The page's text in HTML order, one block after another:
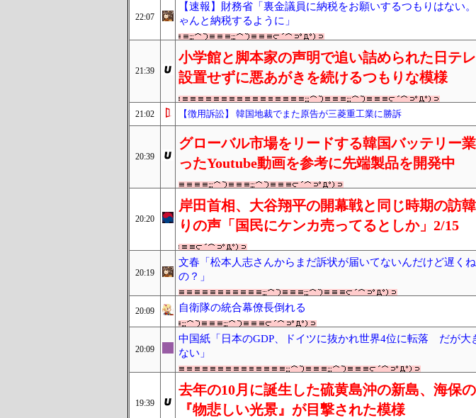
22:07
【速報】財務省「裏金議員に納税をお願いするつもりはない
ゃんと納税するように」
21:39
小学館と脚本家の声明で追い詰められた日テ
設置せずに悪あがきを続けるつもりな模様
21:02 【徴用訴訟】 韓国地裁でまた原告が三菱重工業に勝訴
20:39
グローバル市場をリードする韓国バッテリー
ったYoutube動画を参考に先端製品を開発中
20:20
岸田首相、大谷翔平の開幕戦と同じ時期の訪
りの声「国民にケンカ売ってるとしか」2/15
20:19
文春「松本人志さんからまだ訴状が届いてないんだけど遅く
の？」
20:09 自衛隊の統合幕僚長倒れる
20:09
中国紙「日本のGDP、ドイツに抜かれ世界4位に転落 だが大
ない」
19:39
去年の10月に誕生した硫黄島沖の新島、海保
『物悲しい光景』が目撃された模様